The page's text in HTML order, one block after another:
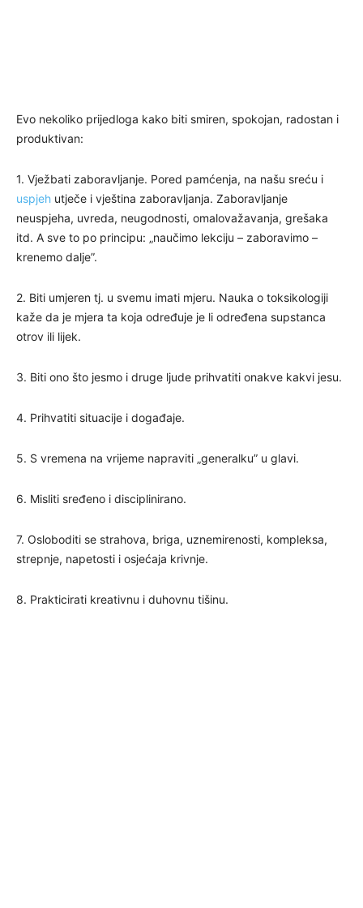
Evo nekoliko prijedloga kako biti smiren, spokojan, radostan i
produktivan:
1. Vježbati zaboravljanje. Pored pamćenja, na našu sreću i
uspjeh utječe i vještina zaboravljanja. Zaboravljanje
neuspjeha, uvreda, neugodnosti, omalovažavanja, grešaka
itd. A sve to po principu: „naučimo lekciju – zaboravimo –
krenemo dalje”.
2. Biti umjeren tj. u svemu imati mjeru. Nauka o toksikologiji
kaže da je mjera ta koja određuje je li određena supstanca
otrov ili lijek.
3. Biti ono što jesmo i druge ljude prihvatiti onakve kakvi jesu.
4. Prihvatiti situacije i događaje.
5. S vremena na vrijeme napraviti „generalku” u glavi.
6. Misliti sređeno i disciplinirano.
7. Osloboditi se strahova, briga, uznemirenosti, kompleksa,
strepnje, napetosti i osjećaja krivnje.
8. Prakticirati kreativnu i duhovnu tišinu.